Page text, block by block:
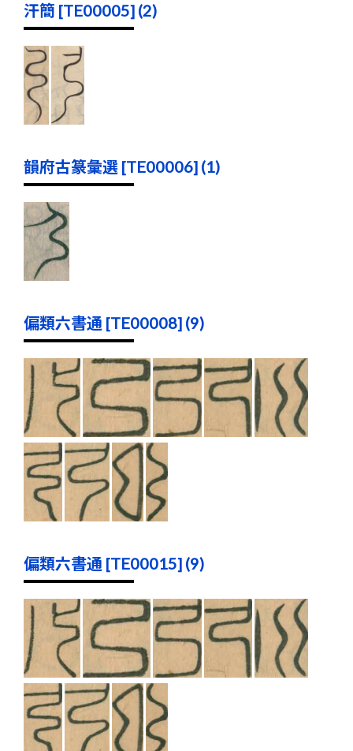
汗簡 [TE00005] (2)
韻府古篆彙選 [TE00006] (1)
偏類六書通 [TE00008] (9)
偏類六書通 [TE00015] (9)